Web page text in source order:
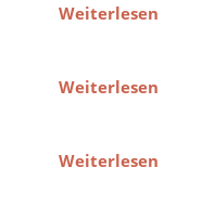
Weiterlesen
Weiterlesen
Weiterlesen